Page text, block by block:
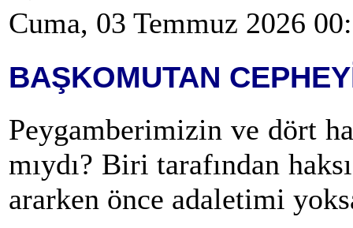
Cuma, 03 Temmuz 2026
BAŞKOMUTAN
Peygamberimizin ve dört
mıydı? Biri tarafından
ararken önce adaletimi